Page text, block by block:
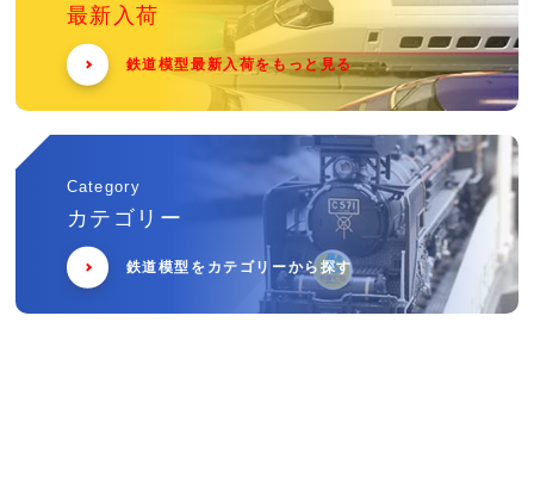
最新入荷
鉄道模型最新入荷をもっと見る
Category
カテゴリー
鉄道模型をカテゴリーから探す